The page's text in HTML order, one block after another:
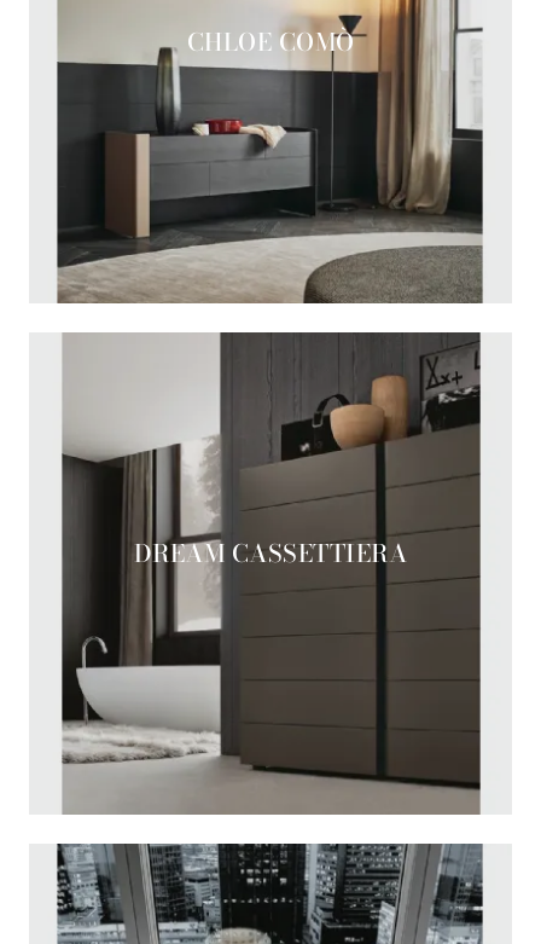
CHLOE COMÒ
DREAM CASSETTIERA